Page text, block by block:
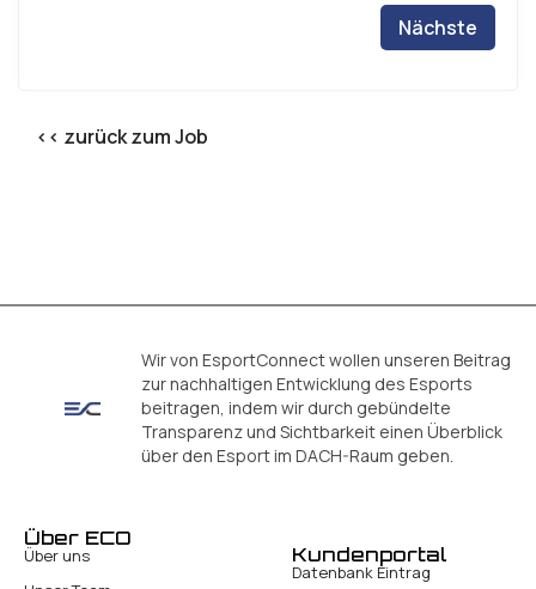
<< zurück zum Job
Nächste
Wir von EsportConnect wollen unseren Beitrag
zur nachhaltigen Entwicklung des Esports
beitragen, indem wir durch gebündelte
Transparenz und Sichtbarkeit einen Überblick
über den Esport im DACH-Raum geben.
Über ECO
Über uns
Kundenportal
Datenbank Eintrag